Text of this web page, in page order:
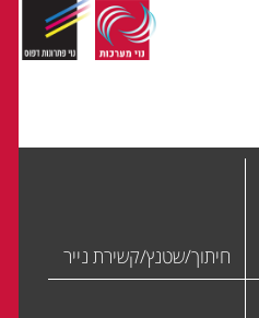
חיתוך/שטנץ/קשירת נייר